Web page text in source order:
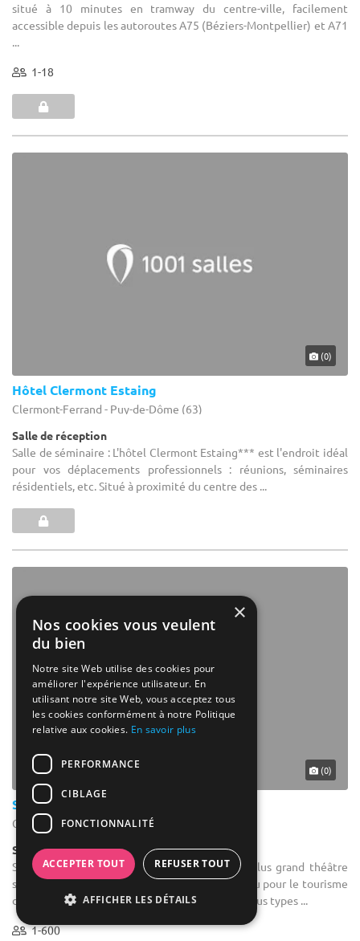
situé à 10 minutes en tramway du centre-ville, facilement
accessible depuis les autoroutes A75 (Béziers-Montpellier) et A71
...
1-18
(0)
Hôtel Clermont Estaing
Clermont-Ferrand - Puy-de-Dôme (63)
Salle de réception
Salle de séminaire : L'hôtel Clermont Estaing*** est l'endroit idéal
pour vos déplacements professionnels : réunions, séminaires
résidentiels, etc. Situé à proximité du centre des ...
(0)
Stade Marcel Michelin
Clermont-Ferrand - Puy-de-Dôme (63)
Salle de réception
Salle de séminaire : Le Stade Edouard est le plus grand théâtre
sportif d'Auvergne. Il est également un haut lieu pour le tourisme
d'affaires, offrant des installations adaptées à tous types ...
1-600
×
Nos cookies vous veulent
du bien
Notre site Web utilise des cookies pour
améliorer l'expérience utilisateur. En
utilisant notre site Web, vous acceptez tous
les cookies conformément à notre Politique
relative aux cookies. En savoir plus
PERFORMANCE
CIBLAGE
FONCTIONNALITÉ
ACCEPTER TOUT REFUSER TOUT
AFFICHER LES DÉTAILS